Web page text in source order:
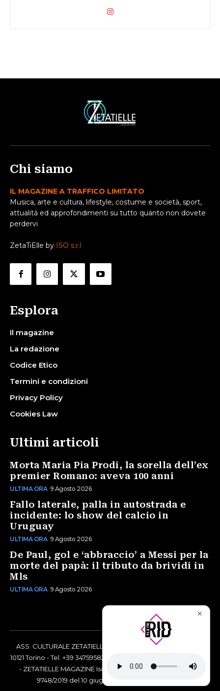
Chi siamo
IL MAGAZINE A TRAFFICO LIMITATO
Musica, arte e cultura, lifestyle, costume e società, sport,
attualità ed approfondimenti su tutto quanto non dovete
perdervi
ZetaTiElle by ISO s.r.l
Esplora
Il magazine
La redazione
Codice Etico
Termini e condizioni
Privacy Policy
Cookies Law
Ultimi articoli
Morta Maria Pia Prodi, la sorella dell’ex
premier Romano: aveva 100 anni
ULTIMA ORA 9 Agosto 2026
Fallo laterale, palla in autostrada e
incidente: lo show del calcio in
Uruguay
ULTIMA ORA 9 Agosto 2026
De Paul, gol e ‘abbraccio’ a Messi per la
morte del papà: il tributo da brividi in
Mls
ULTIMA ORA 9 Agosto 2026
ASS. CULTURALE ZETATIELLE OFF via Vittorio Amedeo II, 21 -
10121 Torino - Tel. +39 3475958238 - Codice Fiscale 97883690014
- ZETATIELLE MAGAZINE Iscrizione al Tribunale di Torino n°
9748/2019 del 10 giugno 2019 - RG n. 16073/2019
✕